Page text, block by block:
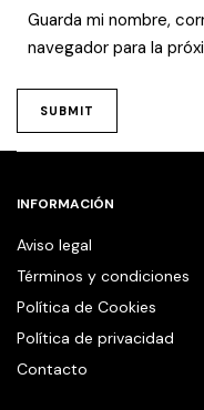
Guarda mi nombre,
navegador para la
INFORMACIÓN
Aviso legal
Términos y condiciones
Política de Cookies
Política de privacidad
Contacto